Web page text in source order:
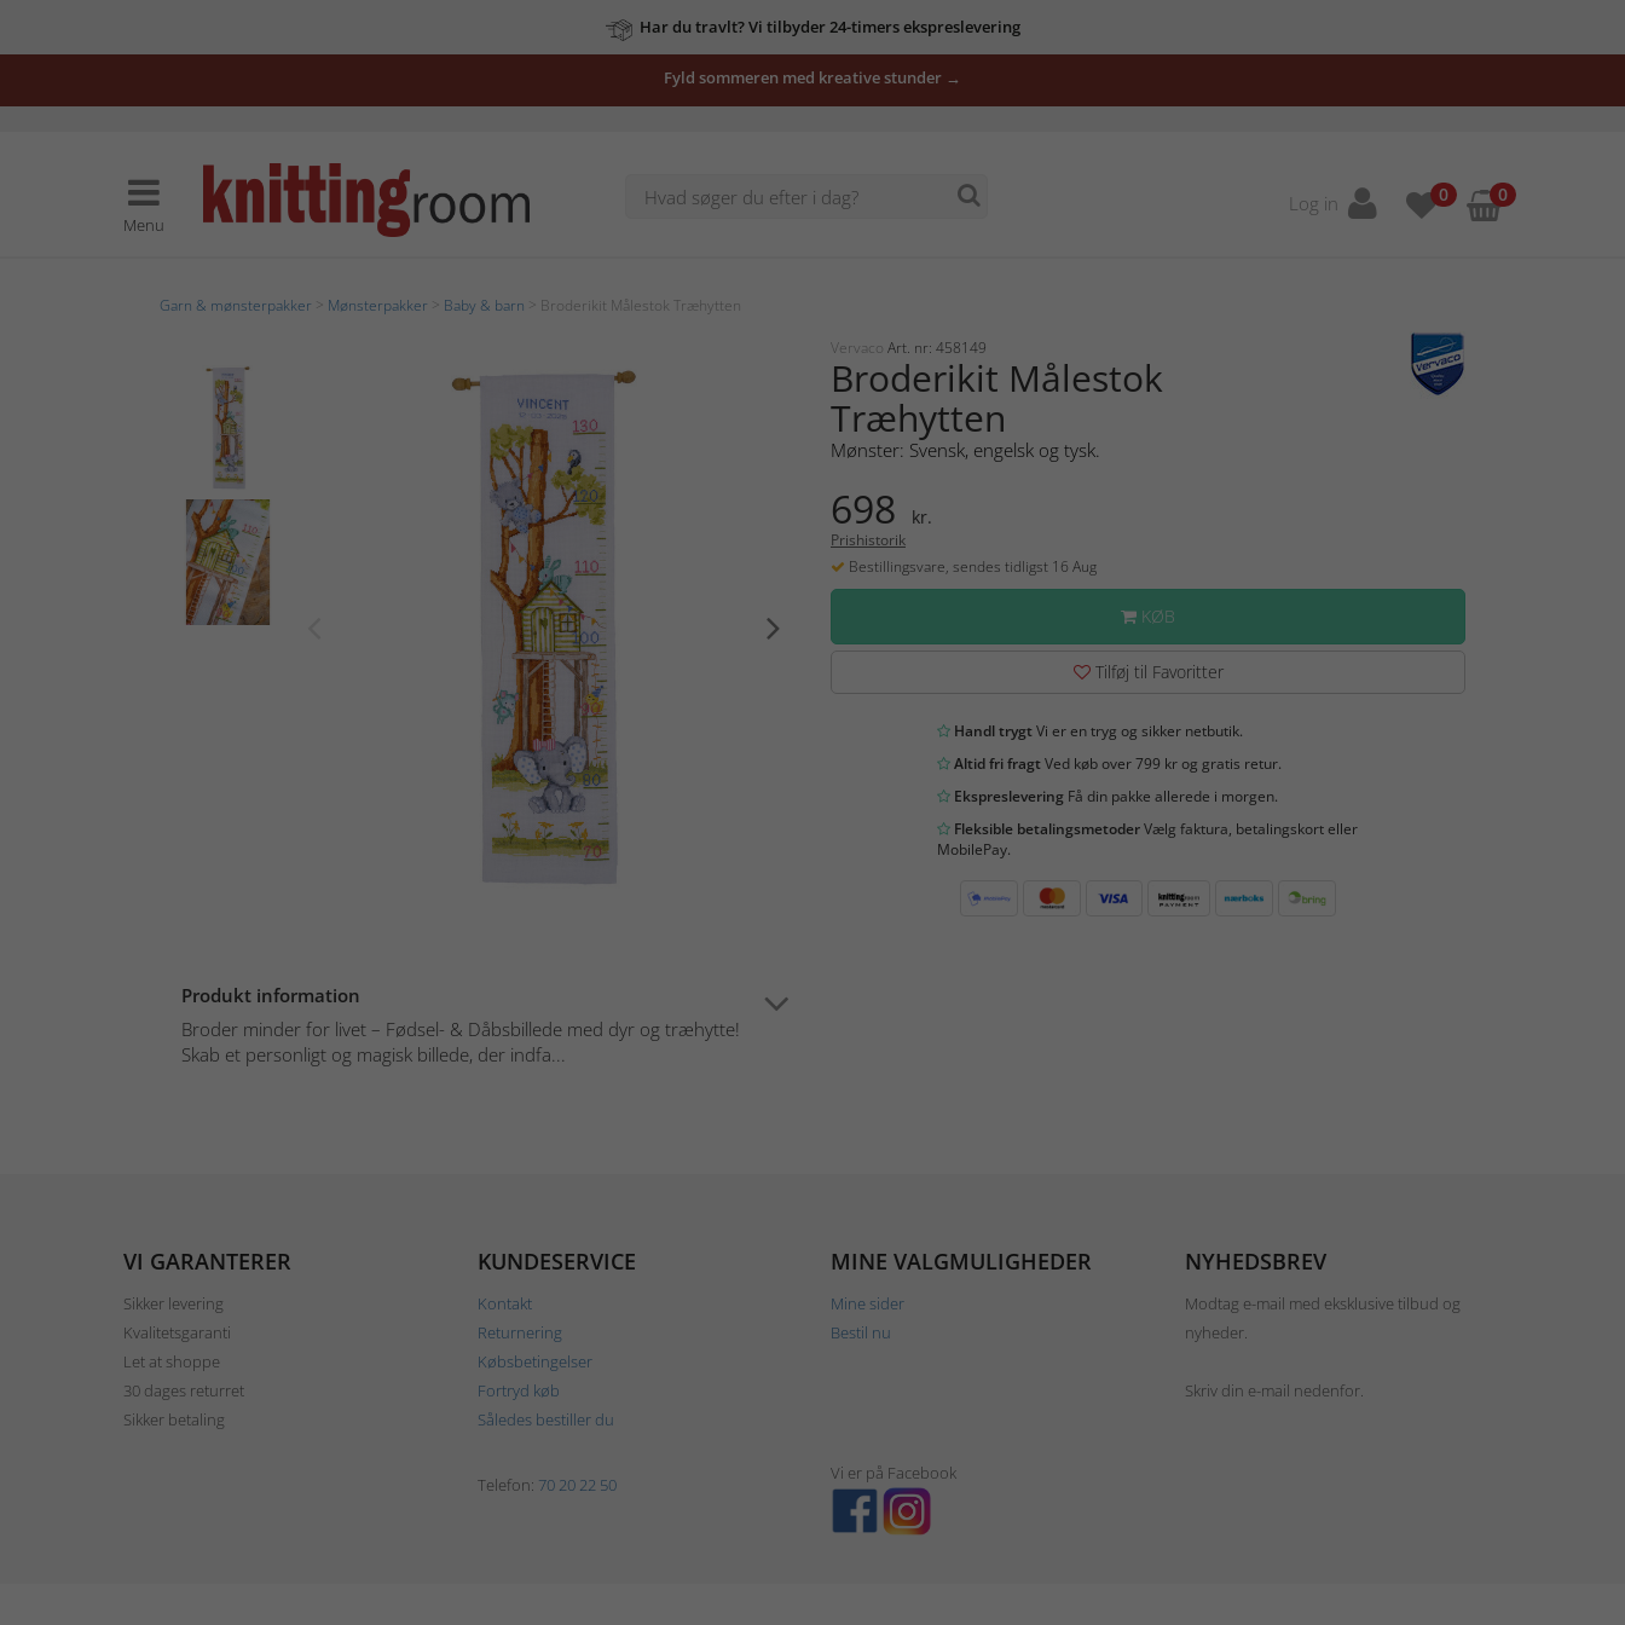
Har du travlt? Vi tilbyder 24-timers ekspreslevering
Fyld sommeren med kreative stunder →
Menu
Log in 0 0
Garn & mønsterpakker Mønsterpakker Baby & barn > Broderikit Målestok Træhytten
Produkt information
Broder minder for livet – Fødsel- & Dåbsbillede med dyr og træhytte!
Skab et personligt og magisk billede, der indfa...
Vervaco Art. nr: 458149
Broderikit Målestok
Træhytten
Mønster: Svensk, engelsk og tysk.
698 kr.
Prishistorik
Bestillingsvare, sendes tidligst 16 Aug
KØB
Tilføj til Favoritter
Handl trygtVi er en tryg og sikker netbutik.
Altid fri fragtVed køb over 799 kr og gratis retur.
EkspresleveringFå din pakke allerede i morgen.
Fleksible betalingsmetoderVælg faktura, betalingskort eller
MobilePay.
VI GARANTERER
Sikker levering
Kvalitetsgaranti
Let at shoppe
30 dages returret
Sikker betaling
KUNDESERVICE
Kontakt
Returnering
Købsbetingelser
Fortryd køb
Således bestiller du
MINE VALGMULIGHEDER
Mine sider
Bestil nu
NYHEDSBREV
Modtag e-mail med eksklusive tilbud og
nyheder.
Skriv din e-mail nedenfor.
Telefon: 70 20 22 50
Vi er på Facebook